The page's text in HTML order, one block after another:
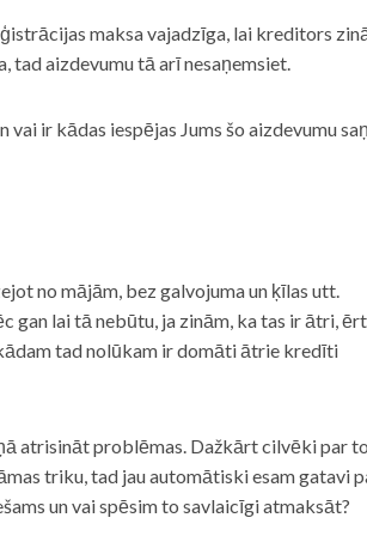
maksa vajadzīga, lai kreditors
tad aizdevumu tā arī nesaņemsiet.
ir kādas iespējas Jums šo aizdevumu
no mājām, bez galvojuma un ķīlas utt.
gan lai tā nebūtu, ja zinām, ka tas ir ātri,
tad nolūkam ir domāti ātrie kredīti
atrisināt problēmas. Dažkārt cilvēki par to
triku, tad jau automātiski esam gatavi
un vai spēsim to savlaicīgi atmaksāt?